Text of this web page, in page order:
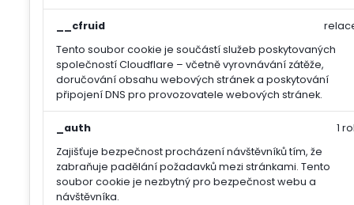
__cfruid
Tento soubor cookie je součástí služeb poskytovaných
společností Cloudflare – včetně vyrovnávání zátěže,
doručování obsahu webových stránek a poskytování
připojení DNS pro provozovatele webových stránek.
_auth
Zajišťuje bezpečnost procházení návštěvníků tím, že
zabraňuje padělání požadavků mezi stránkami. Tento
soubor cookie je nezbytný pro bezpečnost webu a
návštěvníka.
1